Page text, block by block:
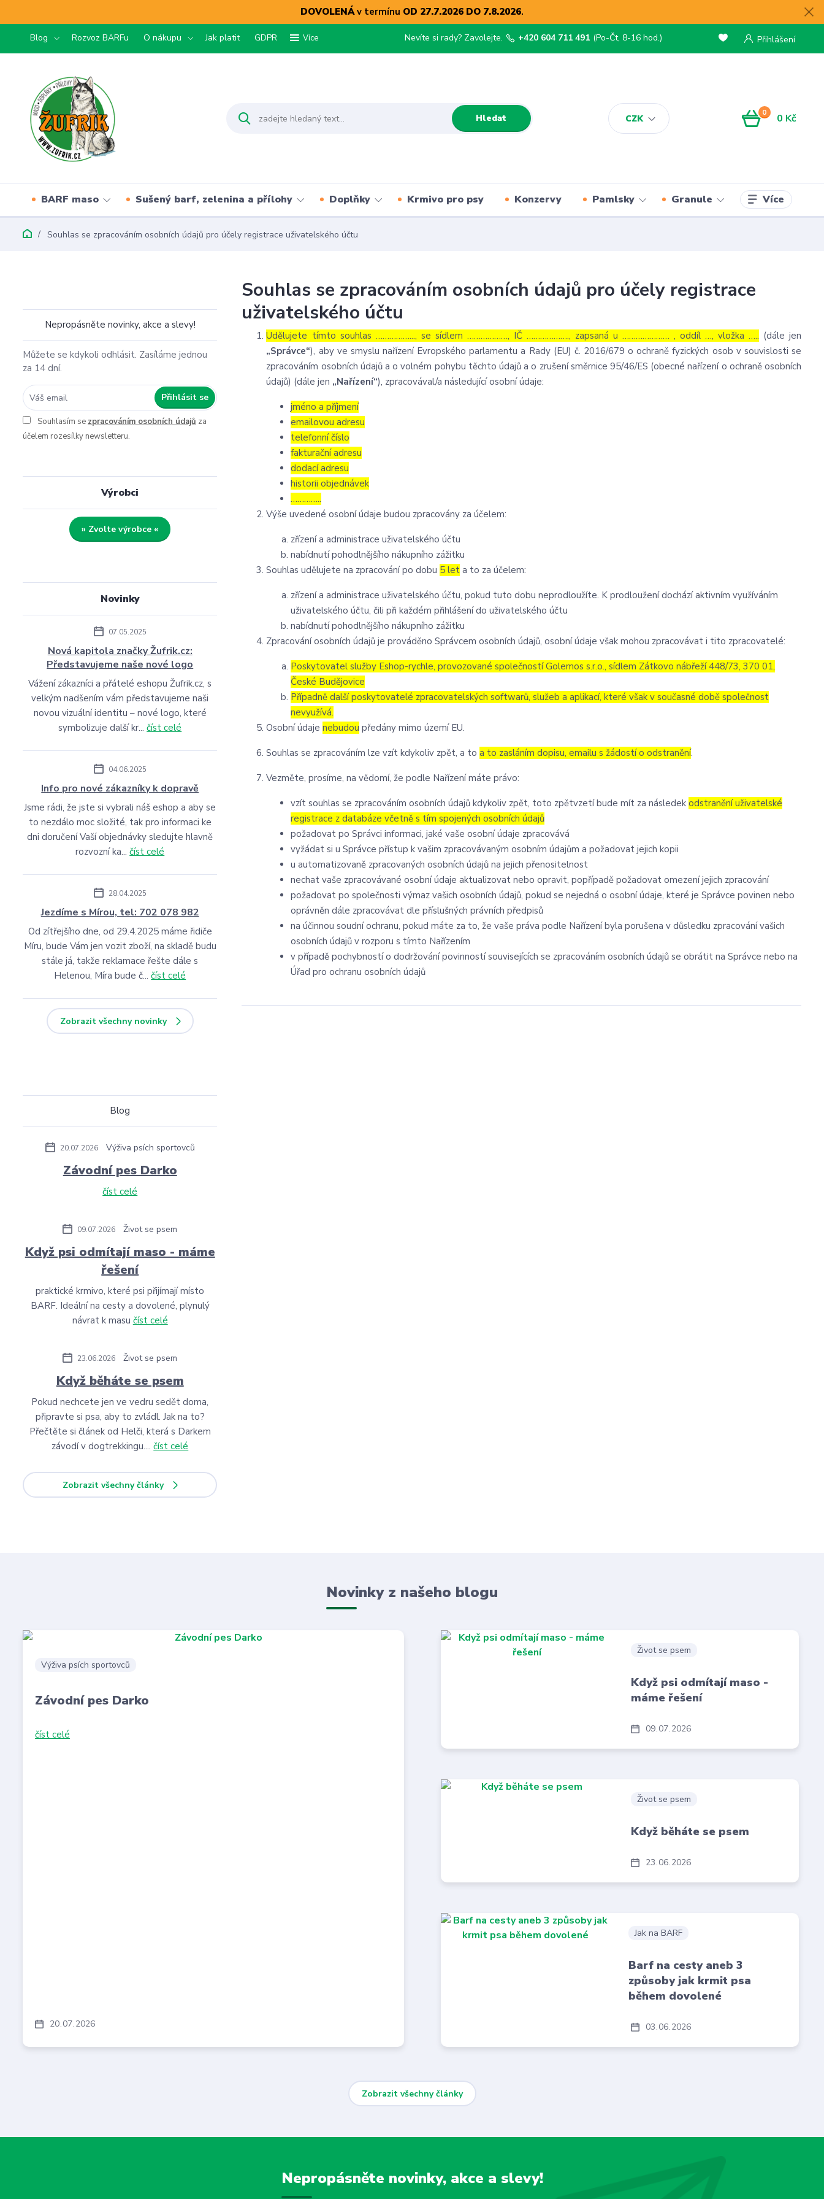
DOVOLENÁv termínu OD 27.7.2026 DO 7.8.2026.
Blog Rozvoz BARFu O nákupu Jak platit GDPR Více
CZK
Přihlášení
Hledat
Nevíte si rady? Zavolejte. +420 604 711 491 (Po-Čt, 8-16 hod.)
0 0 Kč
BARF maso Sušený barf, zelenina a přílohy Doplňky Krmivo pro psy Konzervy Pamlsky Granule Více
Souhlas se zpracováním osobních údajů pro účely registrace uživatelského účtu
Novinky
07.05.2025
Nová kapitola značky Žufrik.cz:
Představujeme naše nové logo
Vážení zákazníci a přátelé eshopu Žufrik.cz, s
velkým nadšením vám představujeme naši
novou vizuální identitu – nové logo, které
symbolizuje další kr...číst celé
04.06.2025
Info pro nové zákazníky k dopravě
Jsme rádi, že jste si vybrali náš eshop a aby se
to nezdálo moc složité, tak pro informaci ke
dni doručení Vaší objednávky sledujte hlavně
rozvozní ka...číst celé
28.04.2025
Jezdíme s Mírou, tel: 702 078 982
Od zítřejšího dne, od 29.4.2025 máme řidiče
Míru, bude Vám jen vozit zboží, na skladě budu
stále já, takže reklamace řešte dále s
Helenou, Míra bude č...číst celé
Zobrazit všechny novinky
Blog
20.07.2026 Výživa psích sportovců
Závodní pes Darko
číst celé
09.07.2026 Život se psem
Když psi odmítají maso - máme
řešení
praktické krmivo, které psi přijímají místo
BARF. Ideální na cesty a dovolené, plynulý
návrat k masu číst celé
23.06.2026 Život se psem
Když běháte se psem
Pokud nechcete jen ve vedru sedět doma,
připravte si psa, aby to zvládl. Jak na to?
Přečtěte si článek od Helči, která s Darkem
závodí v dogtrekkingu....číst celé
Zobrazit všechny články
Nepropásněte novinky, akce a slevy!
Můžete se kdykoli odhlásit. Zasíláme jednou
za 14 dní.
Přihlásit se
Souhlasím se zpracováním osobních údajů za
účelem rozesílky newsletteru.
Výrobci
» Zvolte výrobce «
Souhlas se zpracováním osobních údajů pro účely registrace
uživatelského účtu
Udělujete tímto souhlas ……………..., se sídlem ………………, IČ ………………., zapsaná u ………………… , oddíl …, vložka ….. (dále jen
„Správce“), aby ve smyslu nařízení Evropského parlamentu a Rady (EU) č. 2016/679 o ochraně fyzických osob v souvislosti se
zpracováním osobních údajů a o volném pohybu těchto údajů a o zrušení směrnice 95/46/ES (obecné nařízení o ochraně osobních
údajů) (dále jen „Nařízení“), zpracovával/a následující osobní údaje:
jméno a příjmení
emailovou adresu
telefonní číslo
fakturační adresu
dodací adresu
historii objednávek
…………..
Výše uvedené osobní údaje budou zpracovány za účelem:
zřízení a administrace uživatelského účtu
nabídnutí pohodlnějšího nákupního zážitku
Souhlas udělujete na zpracování po dobu 5 let a to za účelem:
zřízení a administrace uživatelského účtu, pokud tuto dobu neprodloužíte. K prodloužení dochází aktivním využíváním
uživatelského účtu, čili při každém přihlášení do uživatelského účtu
nabídnutí pohodlnějšího nákupního zážitku
Zpracování osobních údajů je prováděno Správcem osobních údajů, osobní údaje však mohou zpracovávat i tito zpracovatelé:
Poskytovatel služby Eshop-rychle, provozované společností Golemos s.r.o., sídlem Zátkovo nábřeží 448/73, 370 01,
České Budějovice
Případně další poskytovatelé zpracovatelských softwarů, služeb a aplikací, které však v současné době společnost
nevyužívá.
Osobní údajenebudou předány mimo území EU.
Souhlas se zpracováním lze vzít kdykoliv zpět, a toa to zasláním dopisu, emailu s žádostí o odstranění.
Vezměte, prosíme, na vědomí, že podle Nařízení máte právo:
vzít souhlas se zpracováním osobních údajů kdykoliv zpět, toto zpětvzetí bude mít za následekodstranění uživatelské
registrace z databáze včetně s tím spojených osobních údajů
požadovat po Správci informaci, jaké vaše osobní údaje zpracovává
vyžádat si u Správce přístup k vašim zpracovávaným osobním údajům a požadovat jejich kopii
u automatizovaně zpracovaných osobních údajů na jejich přenositelnost
nechat vaše zpracovávané osobní údaje aktualizovat nebo opravit, popřípadě požadovat omezení jejich zpracování
požadovat po společnosti výmaz vašich osobních údajů, pokud se nejedná o osobní údaje, které je Správce povinen nebo
oprávněn dále zpracovávat dle příslušných právních předpisů
na účinnou soudní ochranu, pokud máte za to, že vaše práva podle Nařízení byla porušena v důsledku zpracování vašich
osobních údajů v rozporu s tímto Nařízením
v případě pochybností o dodržování povinností souvisejících se zpracováním osobních údajů se obrátit na Správce nebo na
Úřad pro ochranu osobních údajů
Novinky z našeho blogu
20 07 2026
Výživa psích sportovců
Závodní pes Darko
číst celé 09 07 2026
Život se psem
Když psi odmítají maso -
máme řešení
23 06 2026
Život se psem
Když běháte se psem
03 06 2026
Jak na BARF
Barf na cesty aneb 3
způsoby jak krmit psa
během dovolené
Zobrazit všechny články
Nepropásněte novinky, akce a slevy!